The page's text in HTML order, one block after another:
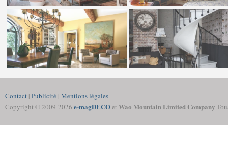
Contact | Publicité | Mentions légales
Copyright © 2009-2026 e-magDECOet Wao Mountain Limited Company